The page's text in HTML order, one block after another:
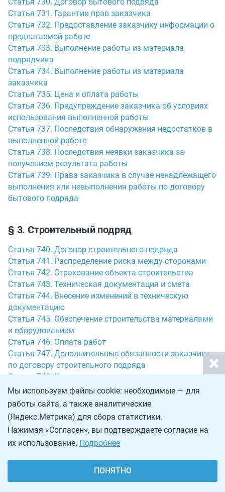
Статья 731. Гарантии прав заказчика
Статья 732. Предоставление заказчику информации о
предлагаемой работе
Статья 733. Выполнение работы из материала
подрядчика
Статья 734. Выполнение работы из материала
заказчика
Статья 735. Цена и оплата работы
Статья 736. Предупреждение заказчика об условиях
использования выполненной работы
Статья 737. Последствия обнаружения недостатков в
выполненной работе
Статья 738. Последствия неявки заказчика за
получением результата работы
Статья 739. Права заказчика в случае ненадлежащего
выполнения или невыполнения работы по договору
бытового подряда
§ 3. Строительный подряд
Статья 740. Договор строительного подряда
Статья 741. Распределение риска между сторонами
Статья 742. Страхование объекта строительства
Статья 743. Техническая документация и смета
Статья 744. Внесение изменений в техническую
документацию
Статья 745. Обеспечение строительства материалами
и оборудованием
Статья 746. Оплата работ
Статья 747. Дополнительные обязанности заказчика
по договору строительного подряда
Статья 748. Контроль и надзор заказчика за
выполнением работ по договору строительного
подряда
Статья 749. Участие инженера (инженерной
организации) в осуществлении прав и выполнении
обязанностей заказчика
Статья 750. Сотрудничество сторон в договоре
строительного подряда
Статья 751. Обязанности подрядчика по охране
окружающей среды и обеспечению безопасности
Мы используем файлы cookie: необходимые — для
работы сайта, а также аналитические
(Яндекс.Метрика) для сбора статистики.
Нажимая «Согласен», вы подтверждаете согласие на
их использование. Подробнее
ПОНЯТНО